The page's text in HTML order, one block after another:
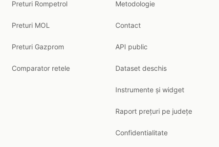
Preturi Rompetrol
Preturi MOL
Preturi Gazprom
Comparator retele
Metodologie
Contact
API public
Dataset deschis
Instrumente și widget
Raport prețuri pe județe
Confidentialitate